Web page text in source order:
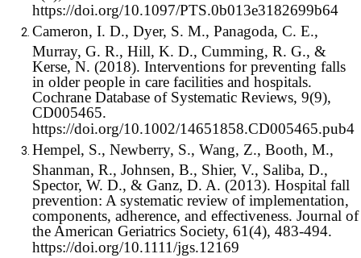
https://doi.org/10.1097/PTS.0b013e3182699b64
Cameron, I. D., Dyer, S. M., Panagoda, C. E.,
Murray, G. R., Hill, K. D., Cumming, R. G., &
Kerse, N. (2018). Interventions for preventing falls
in older people in care facilities and hospitals.
Cochrane Database of Systematic Reviews, 9(9),
CD005465.
https://doi.org/10.1002/14651858.CD005465.pub4
Hempel, S., Newberry, S., Wang, Z., Booth, M.,
Shanman, R., Johnsen, B., Shier, V., Saliba, D.,
Spector, W. D., & Ganz, D. A. (2013). Hospital fall
prevention: A systematic review of implementation,
components, adherence, and effectiveness. Journal of
the American Geriatrics Society, 61(4), 483-494.
https://doi.org/10.1111/jgs.12169